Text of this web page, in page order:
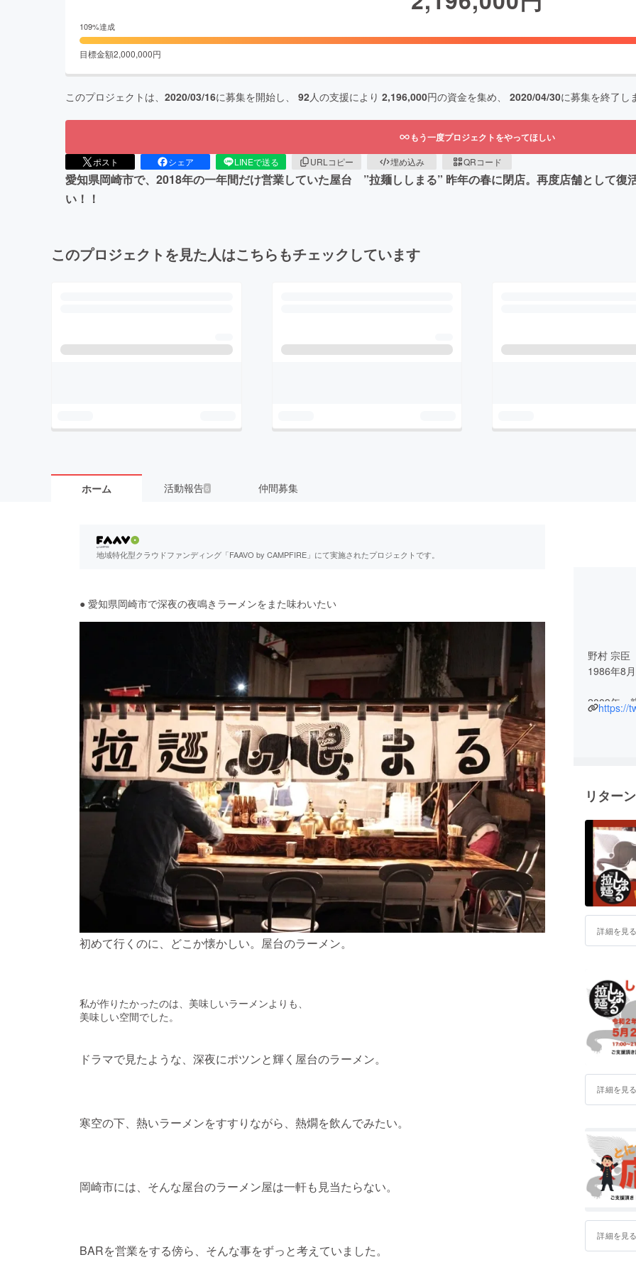
109%達成
目標金額2,000,000円
このプロジェクトは、 2020/03/16に募集を開始し、 92人の支援により 2,196,000円の資金を集め、 2020/04/30に募集を終了し
もう一度プロジェクトをやってほしい
ポスト シェア LINEで送る URLコピー 埋め込み QRコード
愛知県岡崎市で、2018年の一年間だけ営業していた屋台 ”拉麺ししまる” 昨年の春に閉店。再度店舗として復
い！！
このプロジェクトを見た人はこちらもチェックしています
ホーム 活動報告6 仲間募集
地域特化型クラウドファンディング「FAAVO by CAMPFIRE」にて実施されたプロジェクトです。
● 愛知県岡崎市で深夜の夜鳴きラーメンをまた味わいたい
初めて行くのに、どこか懐かしい。屋台のラーメン。
私が作りたかったのは、美味しいラーメンよりも、
美味しい空間でした。
ドラマで見たような、深夜にポツンと輝く屋台のラーメン。
寒空の下、熱いラーメンをすすりながら、熱燗を飲んでみたい。
岡崎市には、そんな屋台のラーメン屋は一軒も見当たらない。
BARを営業をする傍ら、そんな事をずっと考えていました。
野村 宗臣（ノ
1986年8
2009年
2019年
浄土宗の
と自ら
くの四苦
学生時
を続け、
があり
散させる
拉麺しし
https://
リター
詳細を見
詳細を見
詳細を見